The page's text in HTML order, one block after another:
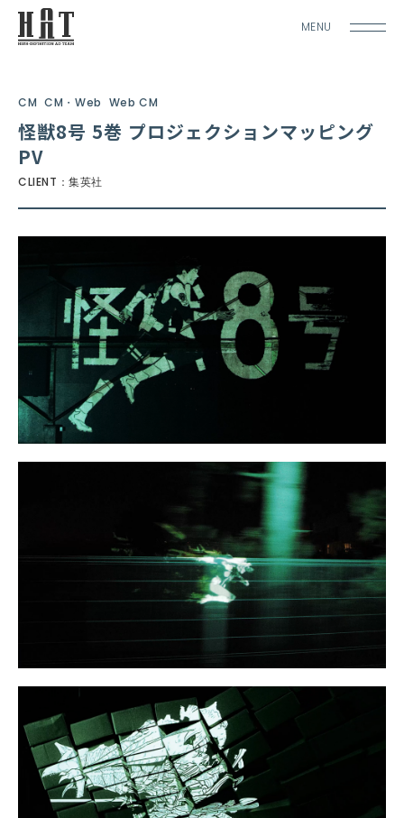
MENU
CM CM・Web Web CM
怪獣8号 5巻 プロジェクションマッピング
PV
CLIENT：集英社